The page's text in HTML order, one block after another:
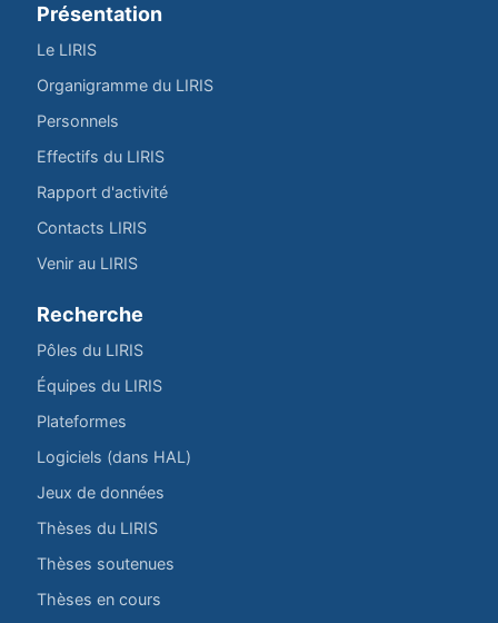
Présentation
Le LIRIS
Organigramme du LIRIS
Personnels
Effectifs du LIRIS
Rapport d'activité
Contacts LIRIS
Venir au LIRIS
Recherche
Pôles du LIRIS
Équipes du LIRIS
Plateformes
Logiciels (dans HAL)
Jeux de données
Thèses du LIRIS
Thèses soutenues
Thèses en cours